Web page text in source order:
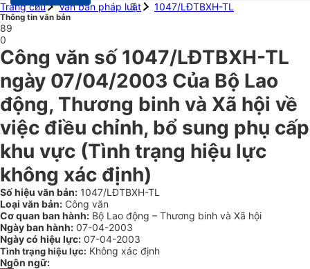
Trang chủ
Văn bản pháp luật 1047/LĐTBXH-TL
Thông tin văn bản
89
0
Công văn số 1047/LĐTBXH-TL
ngày 07/04/2003 Của Bộ Lao
động, Thương binh và Xã hội về
việc điều chỉnh, bổ sung phụ cấp
khu vực (Tình trạng hiệu lực
không xác định)
Số hiệu văn bản: 1047/LĐTBXH-TL
Loại văn bản: Công văn
Cơ quan ban hành: Bộ Lao động – Thương binh và Xã hội
Ngày ban hành: 07-04-2003
Ngày có hiệu lực: 07-04-2003
Tình trạng hiệu lực: Không xác định
Ngôn ngữ: